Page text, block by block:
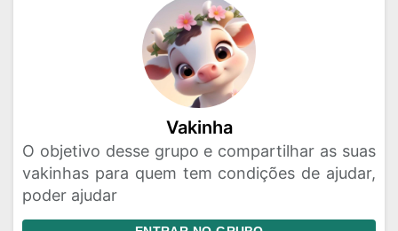
Vakinha
O objetivo desse grupo e compartilhar as suas
vakinhas para quem tem condições de ajudar,
poder ajudar